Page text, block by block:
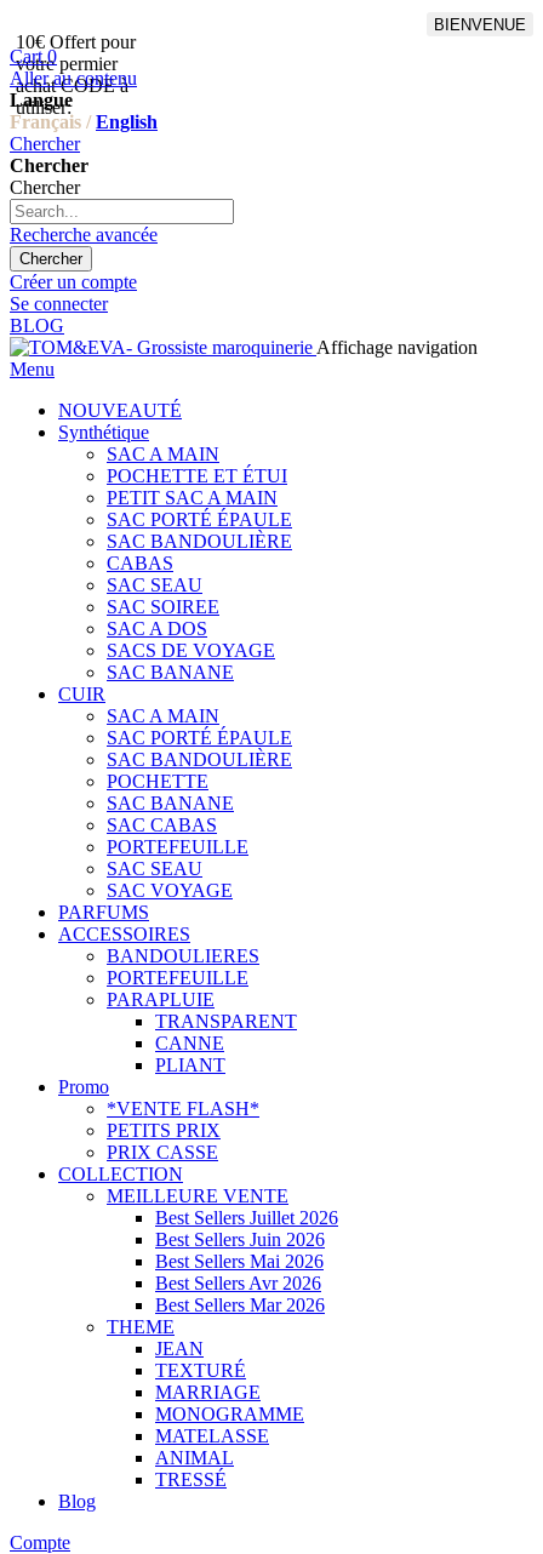
10€ Offert pour
votre permier
achat CODE à
utiliser:
BIENVENUE
Cart 0
Aller au contenu
Langue
Français / English
Chercher
Chercher
Chercher
Recherche avancée
Chercher
Créer un compte
Se connecter
BLOG
Affichage navigation
Menu
NOUVEAUTÉ
Synthétique
SAC A MAIN
POCHETTE ET ÉTUI
PETIT SAC A MAIN
SAC PORTÉ ÉPAULE
SAC BANDOULIÈRE
CABAS
SAC SEAU
SAC SOIREE
SAC A DOS
SACS DE VOYAGE
SAC BANANE
CUIR
SAC A MAIN
SAC PORTÉ ÉPAULE
SAC BANDOULIÈRE
POCHETTE
SAC BANANE
SAC CABAS
PORTEFEUILLE
SAC SEAU
SAC VOYAGE
PARFUMS
ACCESSOIRES
BANDOULIERES
PORTEFEUILLE
PARAPLUIE
TRANSPARENT
CANNE
PLIANT
Promo
*VENTE FLASH*
PETITS PRIX
PRIX CASSE
COLLECTION
MEILLEURE VENTE
Best Sellers Juillet 2026
Best Sellers Juin 2026
Best Sellers Mai 2026
Best Sellers Avr 2026
Best Sellers Mar 2026
THEME
JEAN
TEXTURÉ
MARRIAGE
MONOGRAMME
MATELASSE
ANIMAL
TRESSÉ
Blog
Compte